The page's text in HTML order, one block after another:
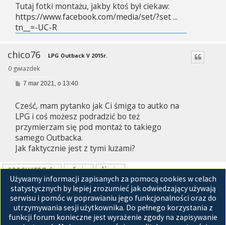
t
Tutaj fotki montażu, jakby ktoś był ciekaw:
https://www.facebook.com/media/set/?set ...
tn__=-UC-R
chico76
0 gwiazdek
LPG Outback V 2015r.
P
t
7 mar 2021, o 13:40
Cześć, mam pytanko jak Ci śmiga to autko na
LPG i coś możesz podradzić bo też
przymierzam się pod montaż to takiego
samego Outbacka.
Jak faktycznie jest z tymi luzami?
ODPOWIEDZ
Posty: 3 • Strona 1z1
Przejdź do
Używamy informacji zapisanych za pomocą cookies w celach
statystycznych by lepiej zrozumieć jak odwiedzający używają
serwisu i pomóc w poprawianiu jego funkcjonalności oraz do
utrzymywania sesji użytkownika. Do pełnego korzystania z
funkcji forum konieczne jest wyrażenie zgody na zapisywanie
Strona główna